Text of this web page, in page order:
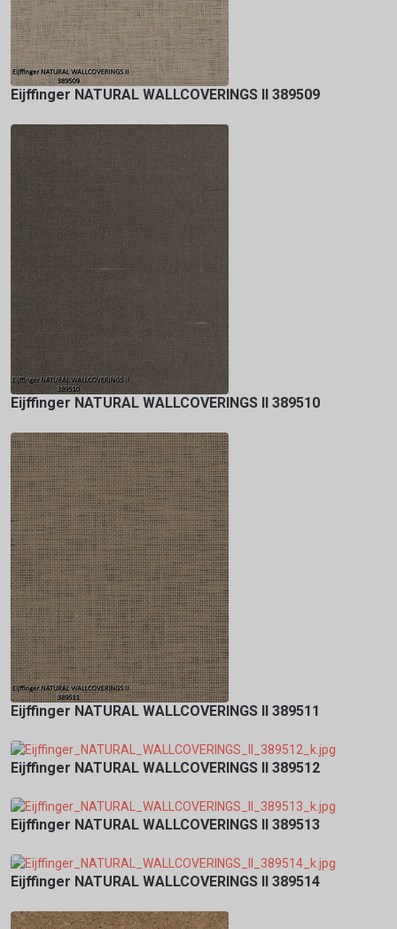
Eijffinger NATURAL WALLCOVERINGS II 389509
Eijffinger NATURAL WALLCOVERINGS II 389510
Eijffinger NATURAL WALLCOVERINGS II 389511
Eijffinger NATURAL WALLCOVERINGS II 389512
Eijffinger NATURAL WALLCOVERINGS II 389513
Eijffinger NATURAL WALLCOVERINGS II 389514